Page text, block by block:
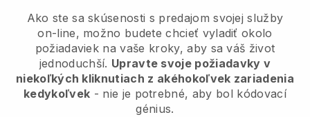
Ako ste sa skúsenosti s predajom svojej služby
on-line, možno budete chcieť vyladiť okolo
požiadaviek na vaše kroky, aby sa váš život
jednoduchší. Upravte svoje požiadavky v
niekoľkých kliknutiach z akéhokoľvek zariadenia
kedykoľvek - nie je potrebné, aby bol kódovací
génius.